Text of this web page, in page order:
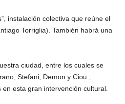
instalación colectiva que reúne el
Torriglia). También habrá una
ciudad, entre los cuales se
Stefani, Demon y Ciou.,
esta gran intervención cultural.